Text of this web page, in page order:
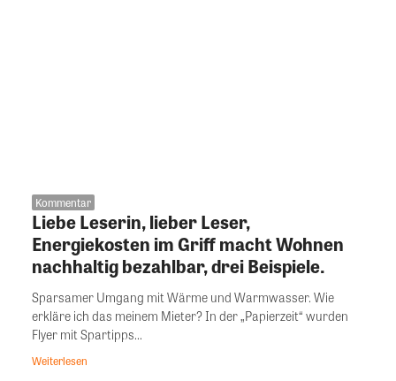
Kommentar
Liebe Leserin, lieber Leser,
Energiekosten im Griff macht Wohnen
nachhaltig bezahlbar, drei Beispiele.
Sparsamer Umgang mit Wärme und Warmwasser. Wie
erkläre ich das meinem Mieter? In der „Papierzeit“ wurden
Flyer mit Spartipps...
Weiterlesen